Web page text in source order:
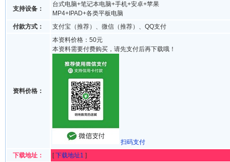
支持设备：
台式电脑+笔记本电脑+手机+安卓+苹果
MP4+IPAD+各类平板电脑
付款方式：
支付宝（推荐）、微信（推荐）、QQ支付
资料价格：
本资料价格：50元
本资料需要付费购买，请先支付后再下载哦！
扫码支付
下载地址：
[下载地址1 ]